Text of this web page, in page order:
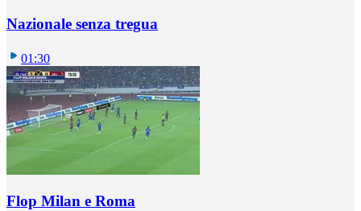
Nazionale senza tregua
01:30
Flop Milan e Roma